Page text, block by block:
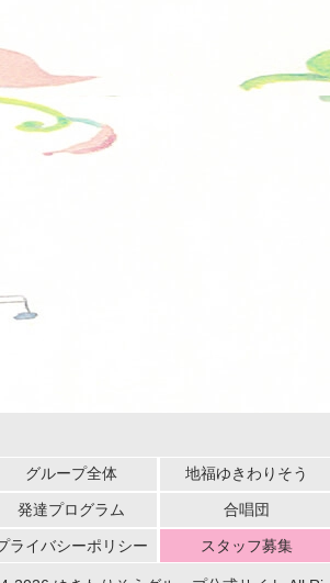
グループ全体 地福ゆきわりそう
発達プログラム 合唱団
ライバシーポリシー スタッフ募集